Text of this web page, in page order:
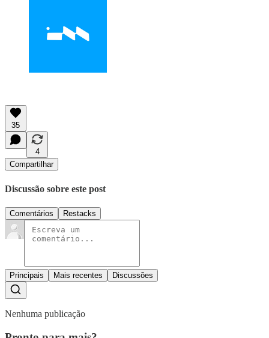
35
4
Compartilhar
Discussão sobre este post
Comentários Restacks
Principais Mais recentes Discussões
Nenhuma publicação